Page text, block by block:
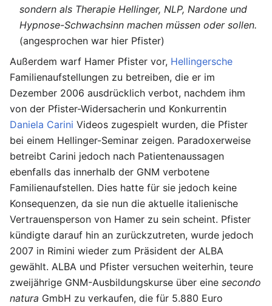
sondern als Therapie Hellinger, NLP, Nardone und
Hypnose-Schwachsinn machen müssen oder sollen.
(angesprochen war hier Pfister)
Außerdem warf Hamer Pfister vor, Hellingersche
Familienaufstellungen zu betreiben, die er im
Dezember 2006 ausdrücklich verbot, nachdem ihm
von der Pfister-Widersacherin und Konkurrentin
Daniela Carini Videos zugespielt wurden, die Pfister
bei einem Hellinger-Seminar zeigen. Paradoxerweise
betreibt Carini jedoch nach Patientenaussagen
ebenfalls das innerhalb der GNM verbotene
Familienaufstellen. Dies hatte für sie jedoch keine
Konsequenzen, da sie nun die aktuelle italienische
Vertrauensperson von Hamer zu sein scheint. Pfister
kündigte darauf hin an zurückzutreten, wurde jedoch
2007 in Rimini wieder zum Präsident der ALBA
gewählt. ALBA und Pfister versuchen weiterhin, teure
zweijährige GNM-Ausbildungskurse über eine secondo
natura GmbH zu verkaufen, die für 5.880 Euro